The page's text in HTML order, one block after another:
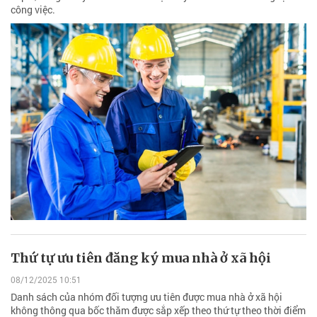
công việc.
Thứ tự ưu tiên đăng ký mua nhà ở xã hội
08/12/2025 10:51
Danh sách của nhóm đối tượng ưu tiên được mua nhà ở xã hội
không thông qua bốc thăm được sắp xếp theo thứ tự theo thời điểm